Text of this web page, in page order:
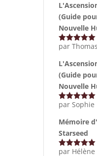
(Guide
Nouvelle
Note 5sur
par Thomas
(Guide
Nouvelle
Note5sur
par Sophie
Mémoire
Starseed
Note5sur
par Hélène